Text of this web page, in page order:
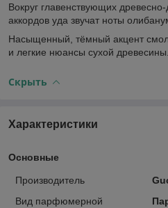
Вокруг главенствующих
аккордов уда звучат ноты
Насыщенный, тёмный акцент
и легкие нюансы сухой древесины.
Скрыть
Характеристики
Основные
Производитель
Вид парфюмерной